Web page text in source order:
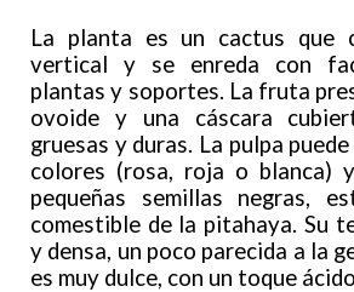
La planta es un cactus que
vertical y se enreda con
plantas y soportes. La fruta
ovoide y una cáscara
gruesas y duras. La pulpa
colores (rosa, roja o blanca)
pequeñas semillas negras,
comestible de la pitahaya. Su
y densa, un poco parecida a la
es muy dulce, con un toque